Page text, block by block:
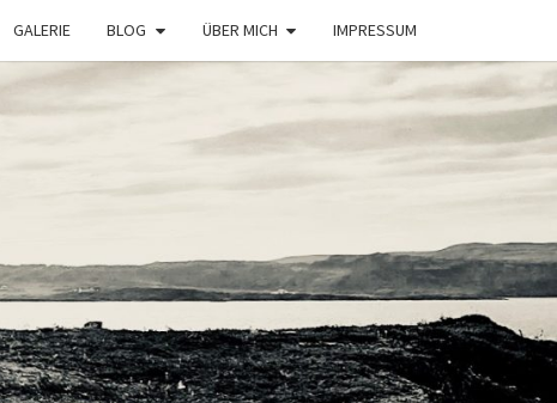
GALERIE BLOG ÜBER MICH IMPRESSUM